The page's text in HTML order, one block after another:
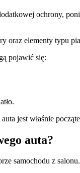
ochrony,
oraz elementy typu
pojawić się:
jest właśnie
auta?
samochodu z